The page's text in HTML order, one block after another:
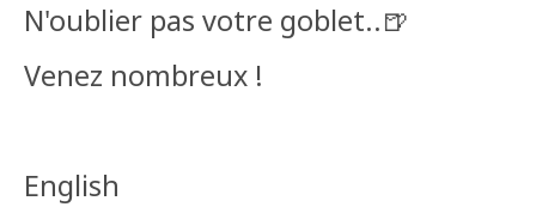
N'oublier pas votre goblet..🍺
Venez nombreux !
English